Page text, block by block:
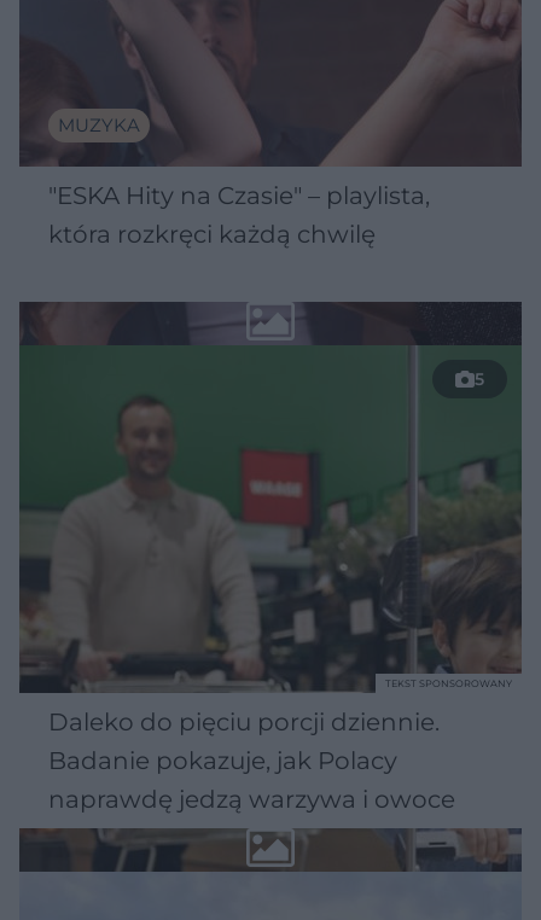
MUZYKA
"ESKA Hity na Czasie" – playlista,
która rozkręci każdą chwilę
5
Daleko do pięciu porcji dziennie.
Badanie pokazuje, jak Polacy
naprawdę jedzą warzywa i owoce
TEKST SPONSOROWANY